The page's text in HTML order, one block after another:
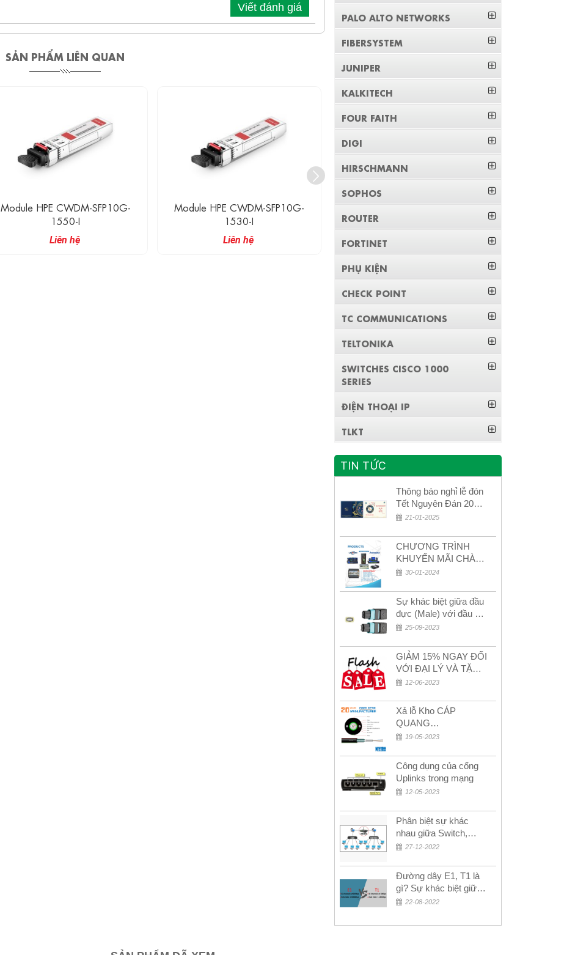
Viết đánh giá
SẢN PHẨM LIÊN QUAN
Module HPE CWDM-SFP10G-
1550-I
Liên hệ
Module HPE CWDM-SFP10G-
1530-I
Liên hệ
Module HPE CWDM-SFP10G-
PALO ALTO NETWORKS
FIBERSYSTEM
JUNIPER
KALKITECH
FOUR FAITH
DIGI
HIRSCHMANN
SOPHOS
ROUTER
FORTINET
PHỤ KIỆN
CHECK POINT
TC COMMUNICATIONS
TELTONIKA
SWITCHES CISCO 1000
SERIES
ĐIỆN THOẠI IP
TLKT
TIN TỨC
Thông báo nghỉ lễ đón
Tết Nguyên Đán 2026
– Xuân Bính Ngọ!
21-01-2025
CHƯƠNG TRÌNH
KHUYẾN MÃI CHÀO
MỪNG NĂM MỚI
30-01-2024
Sự khác biệt giữa đầu
đực (Male) với đầu cái
(Female) trong bộ đầu
25-09-2023
GIẢM 15% NGAY ĐỐI
VỚI ĐẠI LÝ VÀ TẶNG
QUÀ KHÁCH HÀNG
12-06-2023
Xả lỗ Kho CÁP
QUANG
MULTIMODE CÁP
MULTIMODE 4-8-12-
24Fo SỢI OM1-OM2-
OM3 Siêu Rẻ 5k
19-05-2023
Công dụng của cổng
Uplinks trong mạng
12-05-2023
Phân biệt sự khác
nhau giữa Switch,
Router và Hub
27-12-2022
Đường dây E1, T1 là
gì? Sự khác biệt giữa
E1 và T1
22-08-2022